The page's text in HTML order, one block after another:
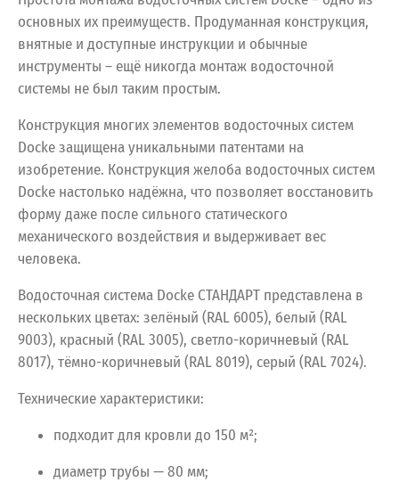
основных их преимуществ. Продуманная конструкция,
внятные и доступные инструкции и обычные
инструменты – ещё никогда монтаж водосточной
системы не был таким простым.
Конструкция многих элементов водосточных систем
Docke защищена уникальными патентами на
изобретение. Конструкция желоба водосточных систем
Docke настолько надёжна, что позволяет восстановить
форму даже после сильного статического
механического воздействия и выдерживает вес
человека.
Водосточная система Docke СТАНДАРТ представлена в
нескольких цветах: зелёный (RAL 6005), белый (RAL
9003), красный (RAL3005), светло-коричневый (RAL
8017), тёмно-коричневый (RAL8019), серый (RAL7024).
Техническиехарактеристики:
подходитдля кровли до 150 м²;
диаметр трубы — 80 мм;